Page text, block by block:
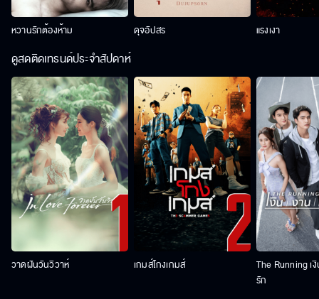
หวานรักต้องห้าม ดุจอัปสร แรงเงา
ดูสดติดเทรนด์ประจำสัปดาห์
วาดฝันวันวิวาห์ เกมส์โกงเกมส์
The Running เ
รัก